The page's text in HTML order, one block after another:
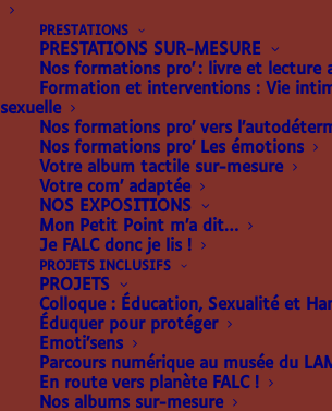
PRESTATIONS
PRESTATIONS SUR-MESURE
Nos formations pro’ : livre et lecture
Formation et interventions : Vie
sexuelle
Nos formations pro’ vers
Nos formations pro’ Les émotions
Votre album tactile sur-mesure
Votre com’ adaptée
NOS EXPOSITIONS
Mon Petit Point m’a dit…
Je FALC donc je lis !
PROJETS INCLUSIFS
PROJETS
Colloque : Éducation, Sexualité et
Éduquer pour protéger
Emoti’sens
Parcours numérique au musée du
En route vers planète FALC !
Nos albums sur-mesure
SE CONNECTER
Identifiant ou e-mail
Mot de passe Obligatoire